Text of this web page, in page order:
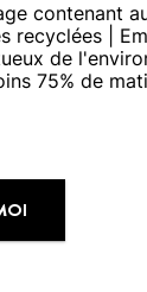
contenant
recyclées |
de
75% de